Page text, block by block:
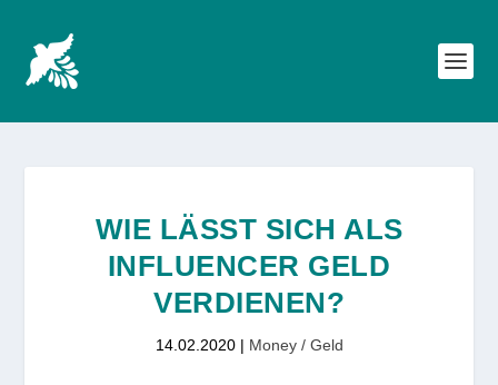
WIE LÄSST SICH ALS
INFLUENCER GELD
VERDIENEN?
14.02.2020| Money / Geld